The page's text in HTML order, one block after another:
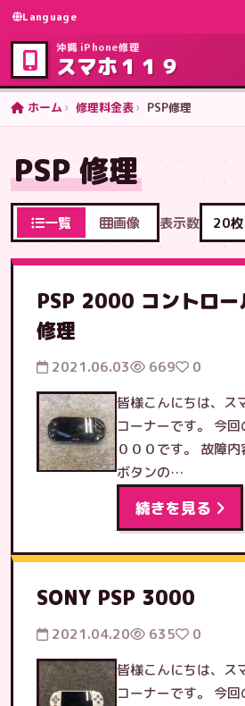
Language
沖縄 iPhone修理
スマホ１１９
ホーム 修理料金表 PSP修理
PSP 修理
一覧 画像 表示数
PSP 2000 コントロー
修理
2021.06.03 669
0
皆様こんにちは、ス
コーナーです。 今回
０００です。 故障
ボタンの…
続きを見る
SONY PSP 3000
2021.04.20 635
0
皆様こんにちは、ス
コーナーです。 今